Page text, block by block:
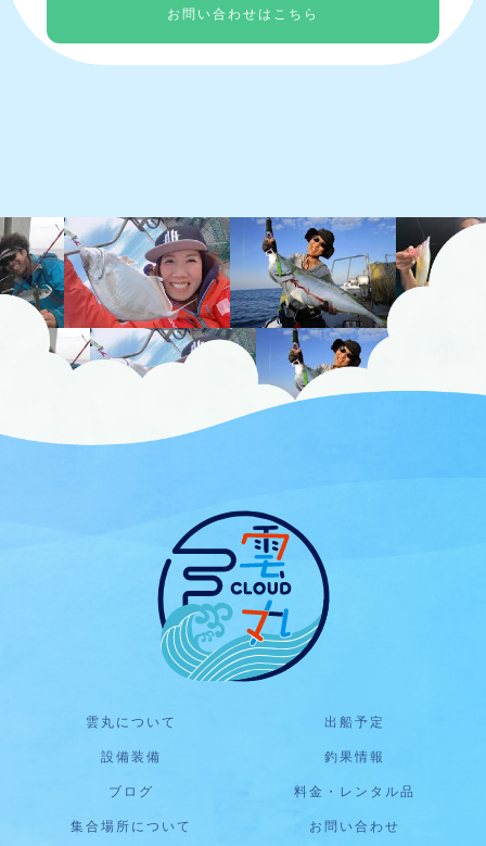
お問い合わせはこちら
雲丸について 出船予定
設備装備 釣果情報
ブログ 料金・レンタル品
集合場所について お問い合わせ